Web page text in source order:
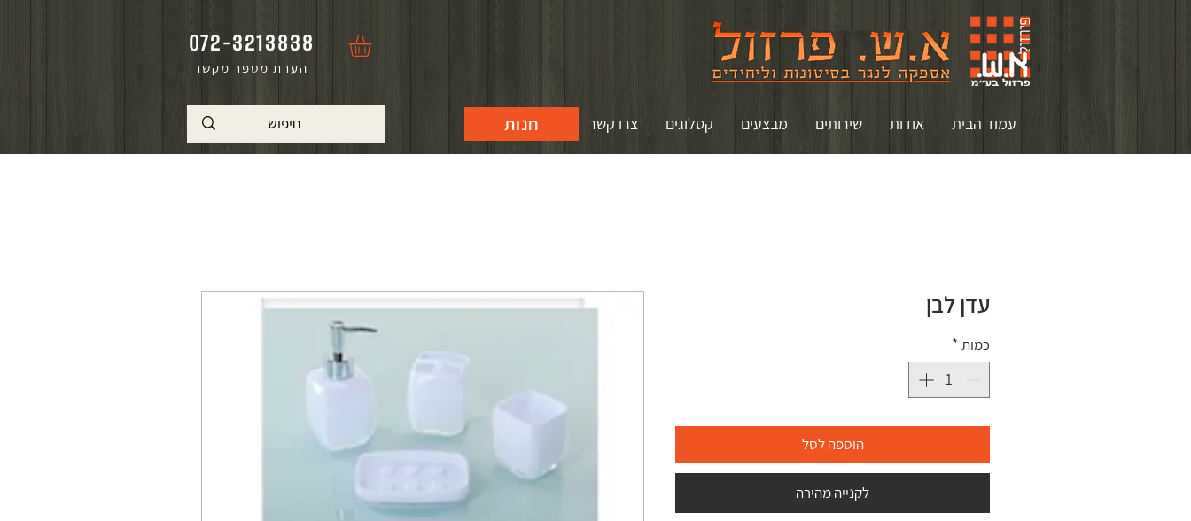
072-3213838
הערת מספר מקשר
חנות עמוד הבית אודות שירותים מבצעים קטלוגים צרו קשר
עדן לבן
כמות *
הוספה לסל
לקנייה מהירה